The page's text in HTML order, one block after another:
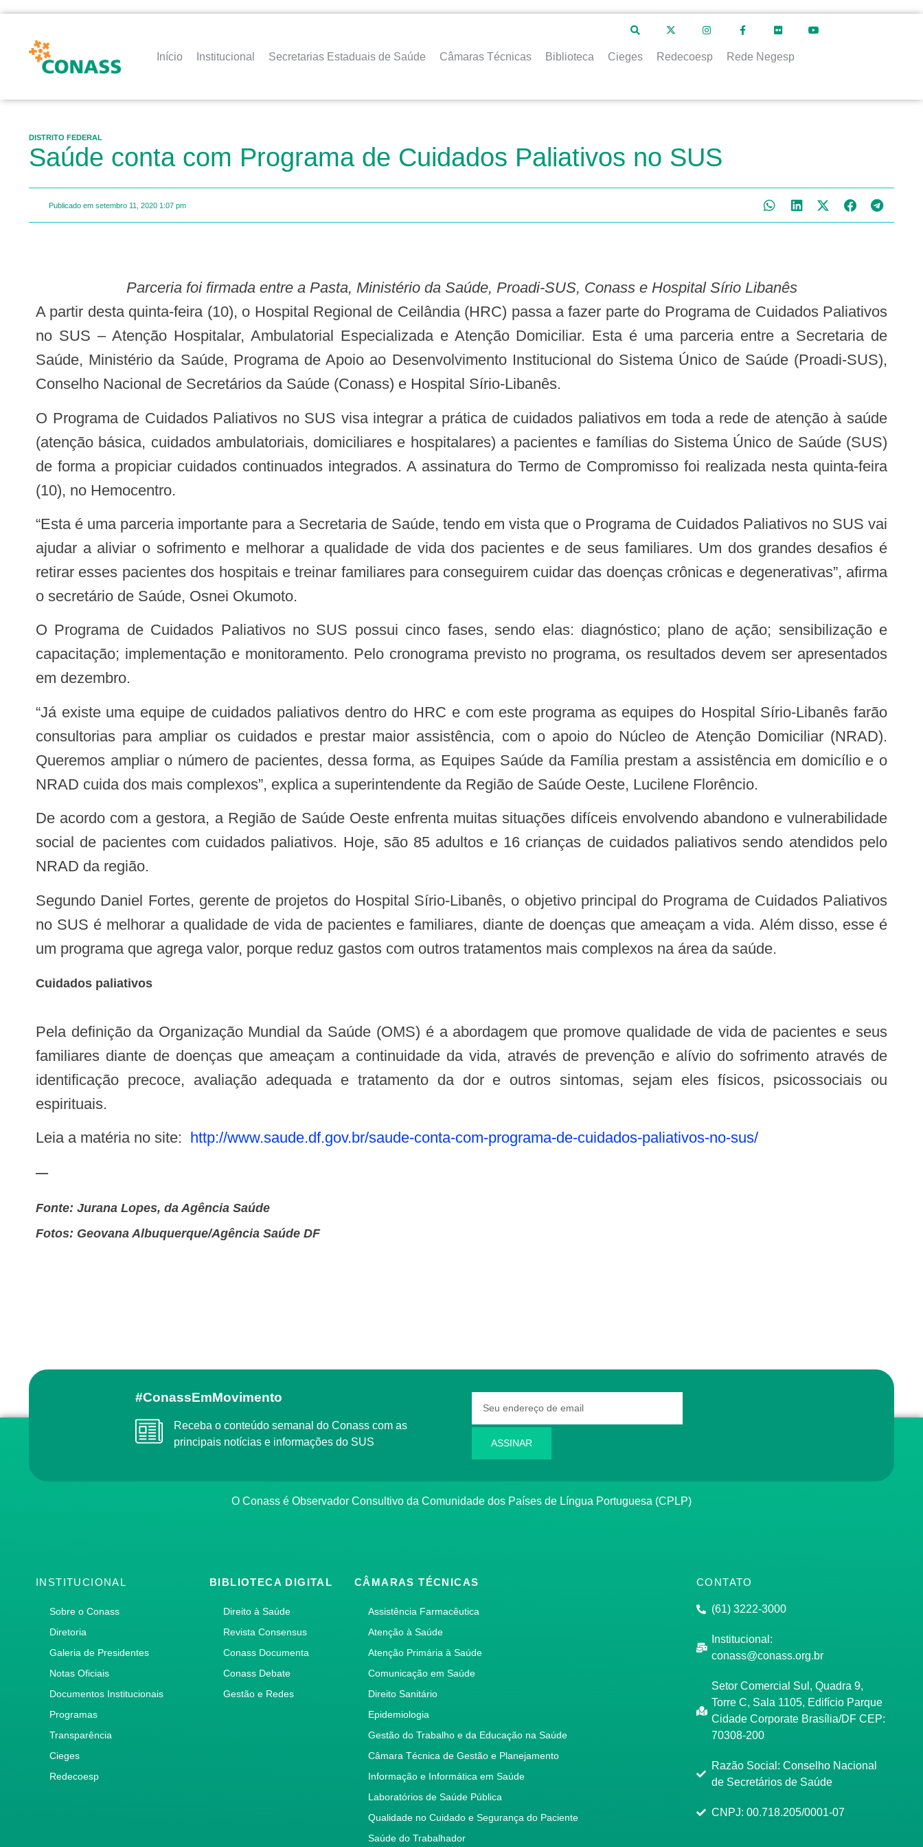
Início Institucional Secretarias Estaduais de Saúde Câmaras Técnicas Biblioteca Cieges Redecoesp Rede Negesp
DISTRITO FEDERAL
Saúde conta com Programa de Cuidados Paliativos no SUS
Publicado em setembro 11, 2020 1:07 pm
Parceria foi firmada entre a Pasta, Ministério da Saúde, Proadi-SUS, Conass e Hospital Sírio Libanês
A partir desta quinta-feira (10), o Hospital Regional de Ceilândia (HRC) passa a fazer parte do Programa de Cuidados Paliativos
no SUS – Atenção Hospitalar, Ambulatorial Especializada e Atenção Domiciliar. Esta é uma parceria entre a Secretaria de
Saúde, Ministério da Saúde, Programa de Apoio ao Desenvolvimento Institucional do Sistema Único de Saúde (Proadi-SUS),
Conselho Nacional de Secretários da Saúde (Conass) e Hospital Sírio-Libanês.
O Programa de Cuidados Paliativos no SUS visa integrar a prática de cuidados paliativos em toda a rede de atenção à saúde
(atenção básica, cuidados ambulatoriais, domiciliares e hospitalares) a pacientes e famílias do Sistema Único de Saúde (SUS)
de forma a propiciar cuidados continuados integrados. A assinatura do Termo de Compromisso foi realizada nesta quinta-feira
(10), no Hemocentro.
“Esta é uma parceria importante para a Secretaria de Saúde, tendo em vista que o Programa de Cuidados Paliativos no SUS vai
ajudar a aliviar o sofrimento e melhorar a qualidade de vida dos pacientes e de seus familiares. Um dos grandes desafios é
retirar esses pacientes dos hospitais e treinar familiares para conseguirem cuidar das doenças crônicas e degenerativas”, afirma
o secretário de Saúde, Osnei Okumoto.
O Programa de Cuidados Paliativos no SUS possui cinco fases, sendo elas: diagnóstico; plano de ação; sensibilização e
capacitação; implementação e monitoramento. Pelo cronograma previsto no programa, os resultados devem ser apresentados
em dezembro.
“Já existe uma equipe de cuidados paliativos dentro do HRC e com este programa as equipes do Hospital Sírio-Libanês farão
consultorias para ampliar os cuidados e prestar maior assistência, com o apoio do Núcleo de Atenção Domiciliar (NRAD).
Queremos ampliar o número de pacientes, dessa forma, as Equipes Saúde da Família prestam a assistência em domicílio e o
NRAD cuida dos mais complexos”, explica a superintendente da Região de Saúde Oeste, Lucilene Florêncio.
De acordo com a gestora, a Região de Saúde Oeste enfrenta muitas situações difíceis envolvendo abandono e vulnerabilidade
social de pacientes com cuidados paliativos. Hoje, são 85 adultos e 16 crianças de cuidados paliativos sendo atendidos pelo
NRAD da região.
Segundo Daniel Fortes, gerente de projetos do Hospital Sírio-Libanês, o objetivo principal do Programa de Cuidados Paliativos
no SUS é melhorar a qualidade de vida de pacientes e familiares, diante de doenças que ameaçam a vida. Além disso, esse é
um programa que agrega valor, porque reduz gastos com outros tratamentos mais complexos na área da saúde.
Cuidados paliativos
Pela definição da Organização Mundial da Saúde (OMS) é a abordagem que promove qualidade de vida de pacientes e seus
familiares diante de doenças que ameaçam a continuidade da vida, através de prevenção e alívio do sofrimento através de
identificação precoce, avaliação adequada e tratamento da dor e outros sintomas, sejam eles físicos, psicossociais ou
espirituais.
Leia a matéria no site:
http://www.saude.df.gov.br/saude-conta-com-programa-de-cuidados-paliativos-no-sus/
—
Fonte: Jurana Lopes, da Agência Saúde
Fotos: Geovana Albuquerque/Agência Saúde DF
#ConassEmMovimento
Receba o conteúdo semanal do Conass com as
principais notícias e informações do SUS
ASSINAR
O Conass é Observador Consultivo da Comunidade dos Países de Língua Portuguesa (CPLP)
INSTITUCIONAL
Sobre o Conass
Diretoria
Galeria de Presidentes
Notas Oficiais
Documentos Institucionais
Programas
Transparência
Cieges
Redecoesp
BIBLIOTECA DIGITAL
Direito à Saúde
Revista Consensus
Conass Documenta
Conass Debate
Gestão e Redes
CÂMARAS TÉCNICAS
Assistência Farmacêutica
Atenção à Saúde
Atenção Primária à Saúde
Comunicação em Saúde
Direito Sanitário
Epidemiologia
Gestão do Trabalho e da Educação na Saúde
Câmara Técnica de Gestão e Planejamento
Informação e Informática em Saúde
Laboratórios de Saúde Pública
Qualidade no Cuidado e Segurança do Paciente
Saúde do Trabalhador
CONTATO
(61) 3222-3000
Institucional:
conass@conass.org.br
Setor Comercial Sul, Quadra 9,
Torre C, Sala 1105, Edifício Parque
Cidade Corporate Brasília/DF CEP:
70308-200
Razão Social: Conselho Nacional
de Secretários de Saúde
CNPJ: 00.718.205/0001-07